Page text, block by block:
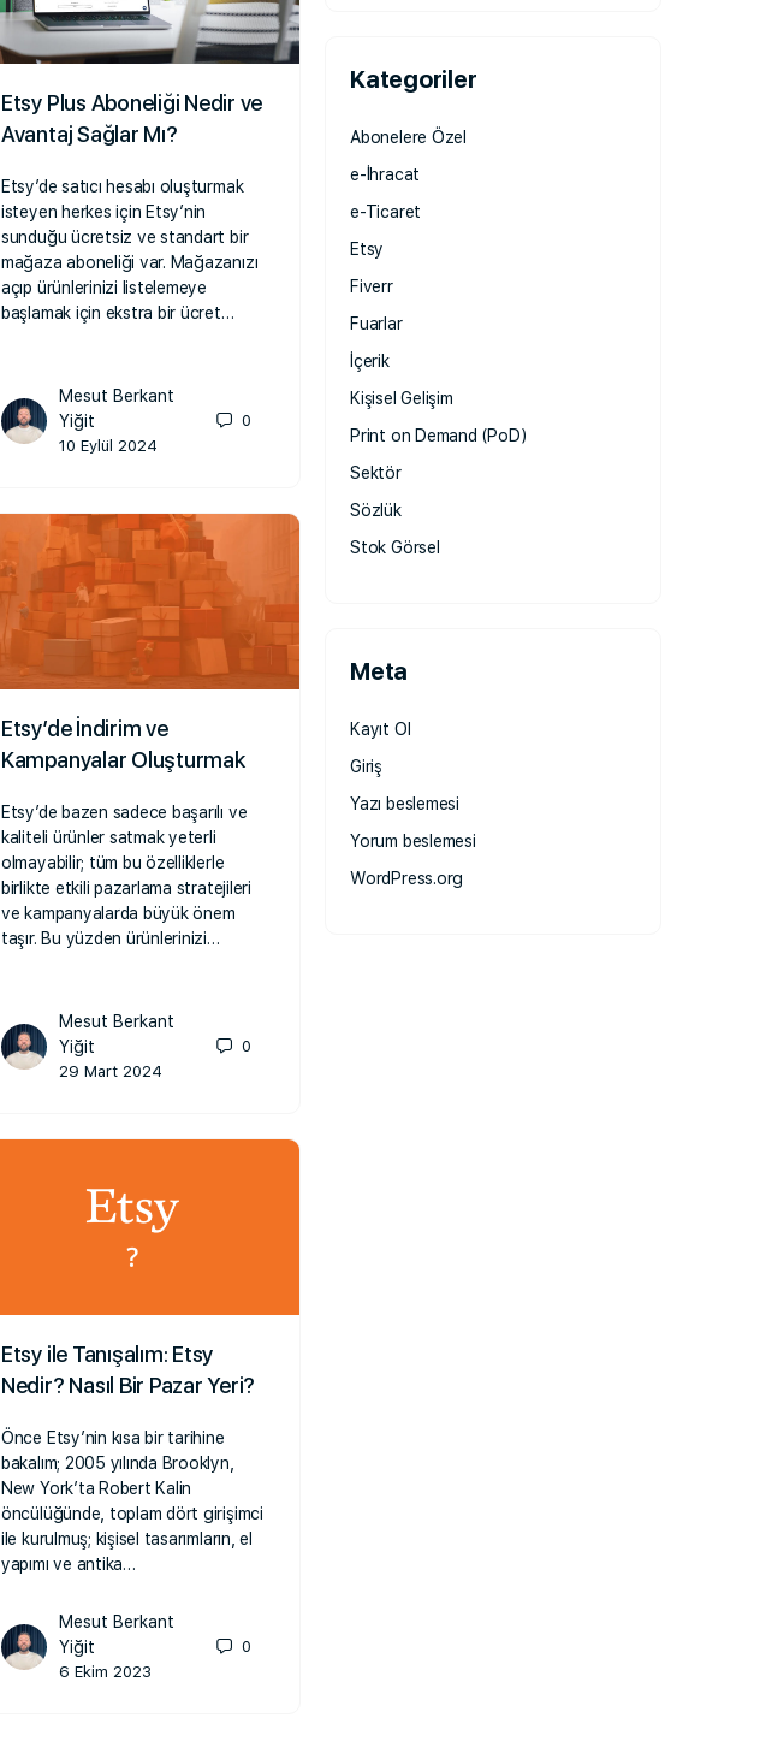
Etsy Plus Aboneliği Nedir ve
Avantaj Sağlar Mı?
Etsy’de satıcı hesabı oluşturmak
isteyen herkes için Etsy’nin
sunduğu ücretsiz ve standart bir
mağaza aboneliği var. Mağazanızı
açıp ürünlerinizi listelemeye
başlamak için ekstra bir ücret…
Mesut Berkant
Yiğit
10 Eylül 2024
0
Etsy’de İndirim ve
Kampanyalar Oluşturmak
Etsy’de bazen sadece başarılı ve
kaliteli ürünler satmak yeterli
olmayabilir; tüm bu özelliklerle
birlikte etkili pazarlama stratejileri
ve kampanyalarda büyük önem
taşır. Bu yüzden ürünlerinizi…
Mesut Berkant
Yiğit
29 Mart 2024
0
Etsy ile Tanışalım: Etsy
Nedir? Nasıl Bir Pazar Yeri?
Önce Etsy’nin kısa bir tarihine
bakalım; 2005 yılında Brooklyn,
New York’ta Robert Kalin
öncülüğünde, toplam dört girişimci
ile kurulmuş; kişisel tasarımların, el
yapımı ve antika…
Mesut Berkant
Yiğit
6 Ekim 2023
0
Kategoriler
Abonelere Özel
e-İhracat
e-Ticaret
Etsy
Fiverr
Fuarlar
İçerik
Kişisel Gelişim
Print on Demand (PoD)
Sektör
Sözlük
Stok Görsel
Meta
Kayıt Ol
Giriş
Yazı beslemesi
Yorum beslemesi
WordPress.org